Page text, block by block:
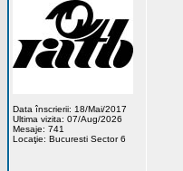
Data înscrierii: 18/Mai/2017
Ultima vizita: 07/Aug/2026
Mesaje: 741
Locaţie: Bucuresti Sector 6